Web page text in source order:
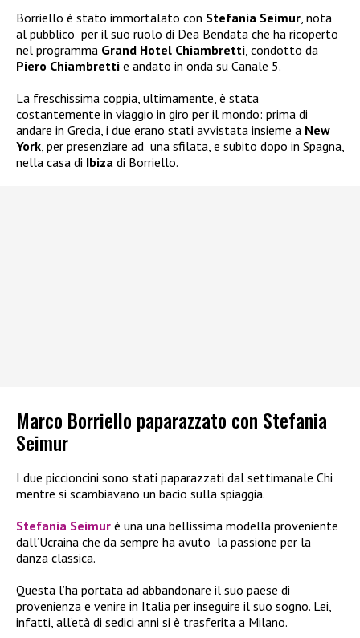
Borriello è stato immortalato con Stefania Seimur, nota
al pubblico per il suo ruolo di Dea Bendata che ha ricoperto
nel programma Grand Hotel Chiambretti, condotto da
Piero Chiambretti e andato in onda su Canale 5.
La freschissima coppia, ultimamente, è stata
costantemente in viaggio in giro per il mondo: prima di
andare in Grecia, i due erano stati avvistata insieme a New
York, per presenziare ad una sfilata, e subito dopo in Spagna,
nella casa di Ibiza di Borriello.
Marco Borriello paparazzato con Stefania
Seimur
I due piccioncini sono stati paparazzati dal settimanale Chi
mentre si scambiavano un bacio sulla spiaggia.
Stefania Seimur è una una bellissima modella proveniente
dall’Ucraina che da sempre ha avuto la passione per la
danza classica.
Questa l’ha portata ad abbandonare il suo paese di
provenienza e venire in Italia per inseguire il suo sogno. Lei,
infatti, all’età di sedici anni si è trasferita a Milano.